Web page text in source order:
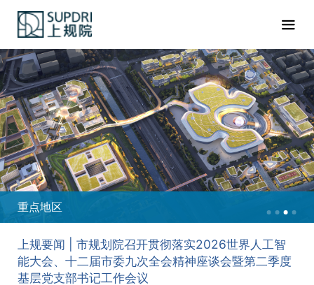
上规要闻 | 市规划院召开贯彻落实2026世界人工智
能大会、十二届市委九次全会精神座谈会暨第二季度
基层党支部书记工作会议